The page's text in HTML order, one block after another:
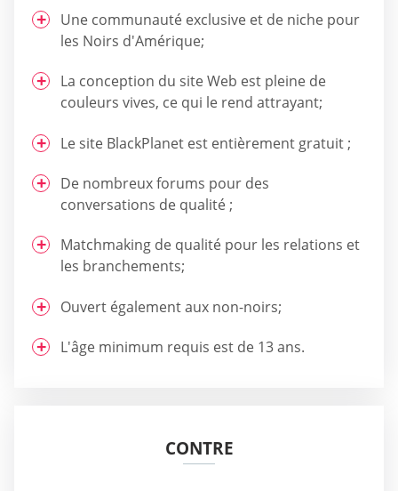
Une communauté exclusive et de niche pour
les Noirs d'Amérique;
La conception du site Web est pleine de
couleurs vives, ce qui le rend attrayant;
Le site BlackPlanet est entièrement gratuit ;
De nombreux forums pour des
conversations de qualité ;
Matchmaking de qualité pour les relations et
les branchements;
Ouvert également aux non-noirs;
L'âge minimum requis est de 13 ans.
CONTRE